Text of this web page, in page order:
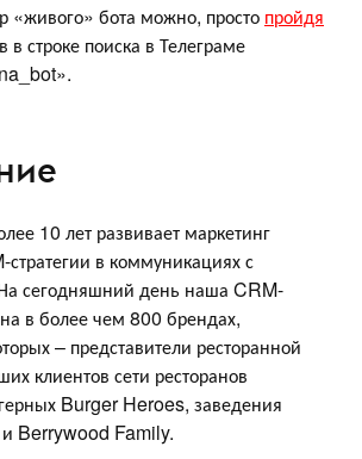
«живого» бота можно, просто пройдя
в строке поиска в Телеграме
10 лет развивает маркетинг
в коммуникациях с
сегодняшний день наша CRM-
в более чем 800 брендах,
– представители ресторанной
клиентов сети ресторанов
Burger Heroes, заведения
Berrywood Family.